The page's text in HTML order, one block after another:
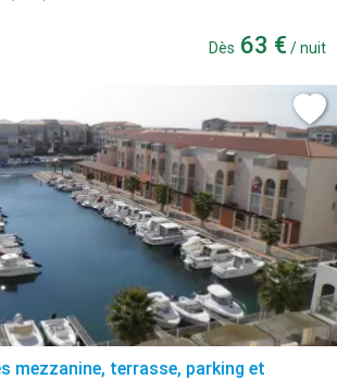
Dès 63 € / nuit
mezzanine, terrasse, parking et